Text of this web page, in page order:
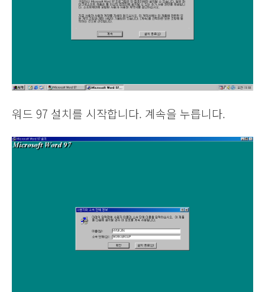
워드 97 설치를 시작합니다. 계속을 누릅니다.